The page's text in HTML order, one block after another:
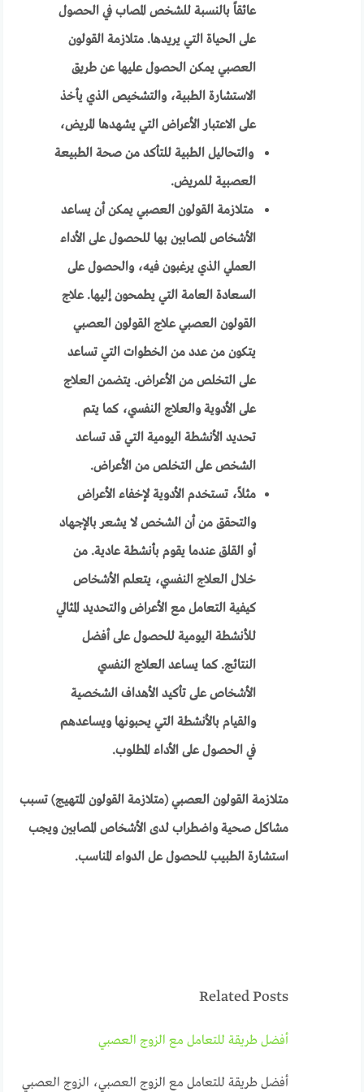
عائقاً بالنسبة للشخص المصاب في الحصول
على الحياة التي يريدها. متلازمة القولون
العصبي يمكن الحصول عليها عن طريق
الاستشارة الطبية، والتشخيص الذي يأخذ
على الاعتبار الأعراض التي يشهدها المريض،
والتحاليل الطبية للتأكد من صحة الطبيعة
العصبية للمريض.
متلازمة القولون العصبي يمكن أن يساعد
الأشخاص المصابين بها للحصول على الأداء
العملي الذي يرغبون فيه، والحصول على
السعادة العامة التي يطمحون إليها. علاج
القولون العصبي علاج القولون العصبي
يتكون من عدد من الخطوات التي تساعد
على التخلص من الأعراض. يتضمن العلاج
على الأدوية والعلاج النفسي، كما يتم
تحديد الأنشطة اليومية التي قد تساعد
الشخص على التخلص من الأعراض.
مثلاً، تستخدم الأدوية لإخفاء الأعراض
والتحقق من أن الشخص لا يشعر بالإجهاد
أو القلق عندما يقوم بأنشطة عادية. من
خلال العلاج النفسي، يتعلم الأشخاص
كيفية التعامل مع الأعراض والتحديد المثالي
للأنشطة اليومية للحصول على أفضل
النتائج. كما يساعد العلاج النفسي
الأشخاص على تأكيد الأهداف الشخصية
والقيام بالأنشطة التي يحبونها ويساعدهم
في الحصول على الأداء المطلوب.
متلازمة القولون العصبي (متلازمة القولون المتهيج) تسبب
مشاكل صحية واضطراب لدى الأشخاص المصابين ويجب
استشارة الطبيب للحصول عل الدواء المناسب.
Related Posts
أفضل طريقة للتعامل مع الزوج العصبي
أفضل طريقة للتعامل مع الزوج العصبي، الزوج العصبي